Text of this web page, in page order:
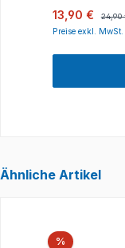
13,90 € 24,90
Preise exkl.
Ähnliche Artikel
%Rabatt